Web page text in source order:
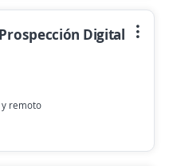
Digital
y remoto